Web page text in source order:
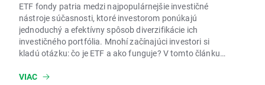
ETF fondy patria medzi najpopulárnejšie investičné
nástroje súčasnosti, ktoré investorom ponúkajú
jednoduchý a efektívny spôsob diverzifikácie ich
investičného portfólia. Mnohí začínajúci investori si
kladú otázku: čo je ETF a ako funguje? V tomto článku
funguje, prečo investovať do ETF fondov, aké druhy ETF
VIAC